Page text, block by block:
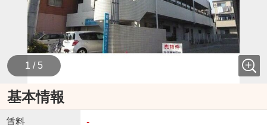
1 / 5
基本情報
賃料 -